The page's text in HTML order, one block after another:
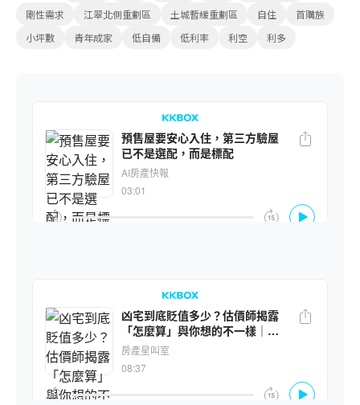
剛性需求 江翠北側重劃區 土城暫緩重劃區 自住
首購族
小坪數
青年成家 低自備 低利率 利空 利多